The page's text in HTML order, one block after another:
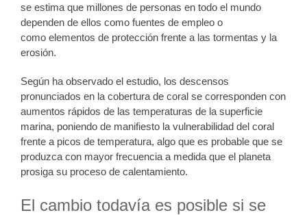
se estima que millones de personas en todo el mundo
dependen de ellos como fuentes de empleo o
como elementos de protección frente a las tormentas y la
erosión.
Según ha observado el estudio, los descensos
pronunciados en la cobertura de coral se corresponden con
aumentos rápidos de las temperaturas de la superficie
marina, poniendo de manifiesto la vulnerabilidad del coral
frente a picos de temperatura, algo que es probable que se
produzca con mayor frecuencia a medida que el planeta
prosiga su proceso de calentamiento.
El cambio todavía es posible si se